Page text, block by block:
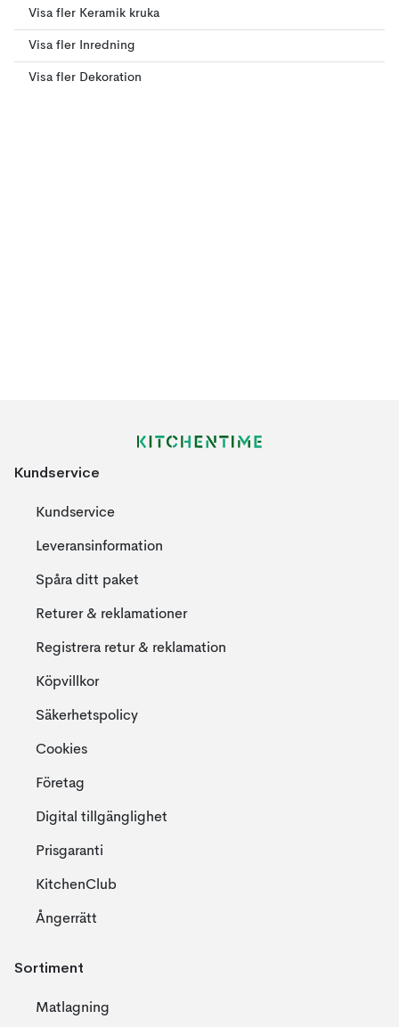
Visa fler Keramik kruka
Visa fler Inredning
Visa fler Dekoration
Kundservice
Kundservice
Leveransinformation
Spåra ditt paket
Returer & reklamationer
Registrera retur & reklamation
Köpvillkor
Säkerhetspolicy
Cookies
Företag
Digital tillgänglighet
Prisgaranti
KitchenClub
Ångerrätt
Sortiment
Matlagning